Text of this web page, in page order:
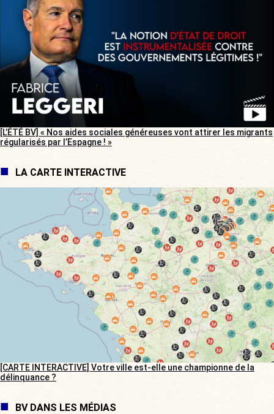
[L’ÉTÉ BV] « Nos aides sociales généreuses vont attirer les migrants
régularisés par l’Espagne ! »
LA CARTE INTERACTIVE
[CARTE INTERACTIVE] Votre ville est-elle une championne de la
délinquance ?
BV DANS LES MÉDIAS